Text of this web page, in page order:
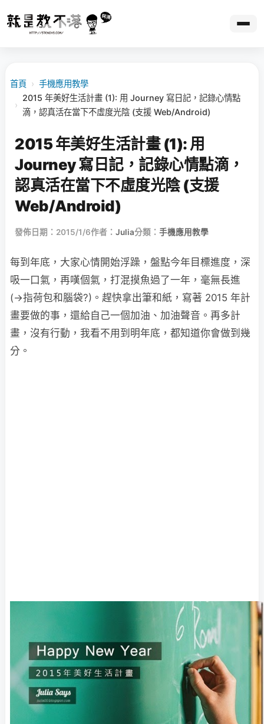
首頁 › 手機應用教學
›
2015 年美好生活計畫 (1): 用 Journey 寫日記，記錄心情點
滴，認真活在當下不虛度光陰 (支援 Web/Android)
2015 年美好生活計畫 (1): 用
Journey 寫日記，記錄心情點滴，
認真活在當下不虛度光陰 (支援
Web/Android)
發佈日期：2015/1/6作者： Julia分類： 手機應用教學
每到年底，大家心情開始浮躁，盤點今年目標進度，深
吸一口氣，再嘆個氣，打混摸魚過了一年，毫無長進
(→指荷包和腦袋?)。趕快拿出筆和紙，寫著 2015 年計
畫要做的事，還給自己一個加油、加油聲音。再多計
畫，沒有行動，我看不用到明年底，都知道你會做到幾
分。